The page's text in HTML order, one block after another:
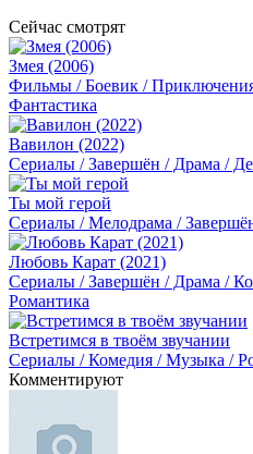
Сейчас смотрят
Змея (2006)
Фильмы / Боевик /
Фантастика
Вавилон (2022)
Сериалы / Завершён / Драма /
Ты мой герой
Сериалы / Мелодрама /
Любовь Карат (2021)
Сериалы / Завершён / Драма /
Романтика
Встретимся в твоём звучании
Сериалы / Комедия / Музыка /
Комментируют